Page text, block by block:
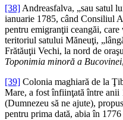
[38] Andreasfalva, „sau satul
ianuarie 1785, când Consiliul
pentru emigranţii ceangăi,
teritoriul satului Măneuţi,
Frătăuţii Vechi, la nord de
Toponimia minoră a Bucovinei
[39] Colonia maghiară de la
Mare, a fost înfiinţată între anii
(Dumnezeu să ne ajute),
pentru prima dată, abia în